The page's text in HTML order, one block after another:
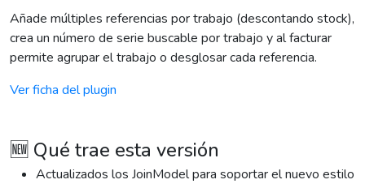
Añade múltiples referencias por trabajo (descontando stock),
crea un número de serie buscable por trabajo y al facturar
permite agrupar el trabajo o desglosar cada referencia.
Ver ficha del plugin
🆕 Qué trae esta versión
Actualizados los JoinModel para soportar el nuevo estilo